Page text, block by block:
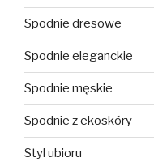
Spodnie dresowe
Spodnie eleganckie
Spodnie męskie
Spodnie z ekoskóry
Styl ubioru